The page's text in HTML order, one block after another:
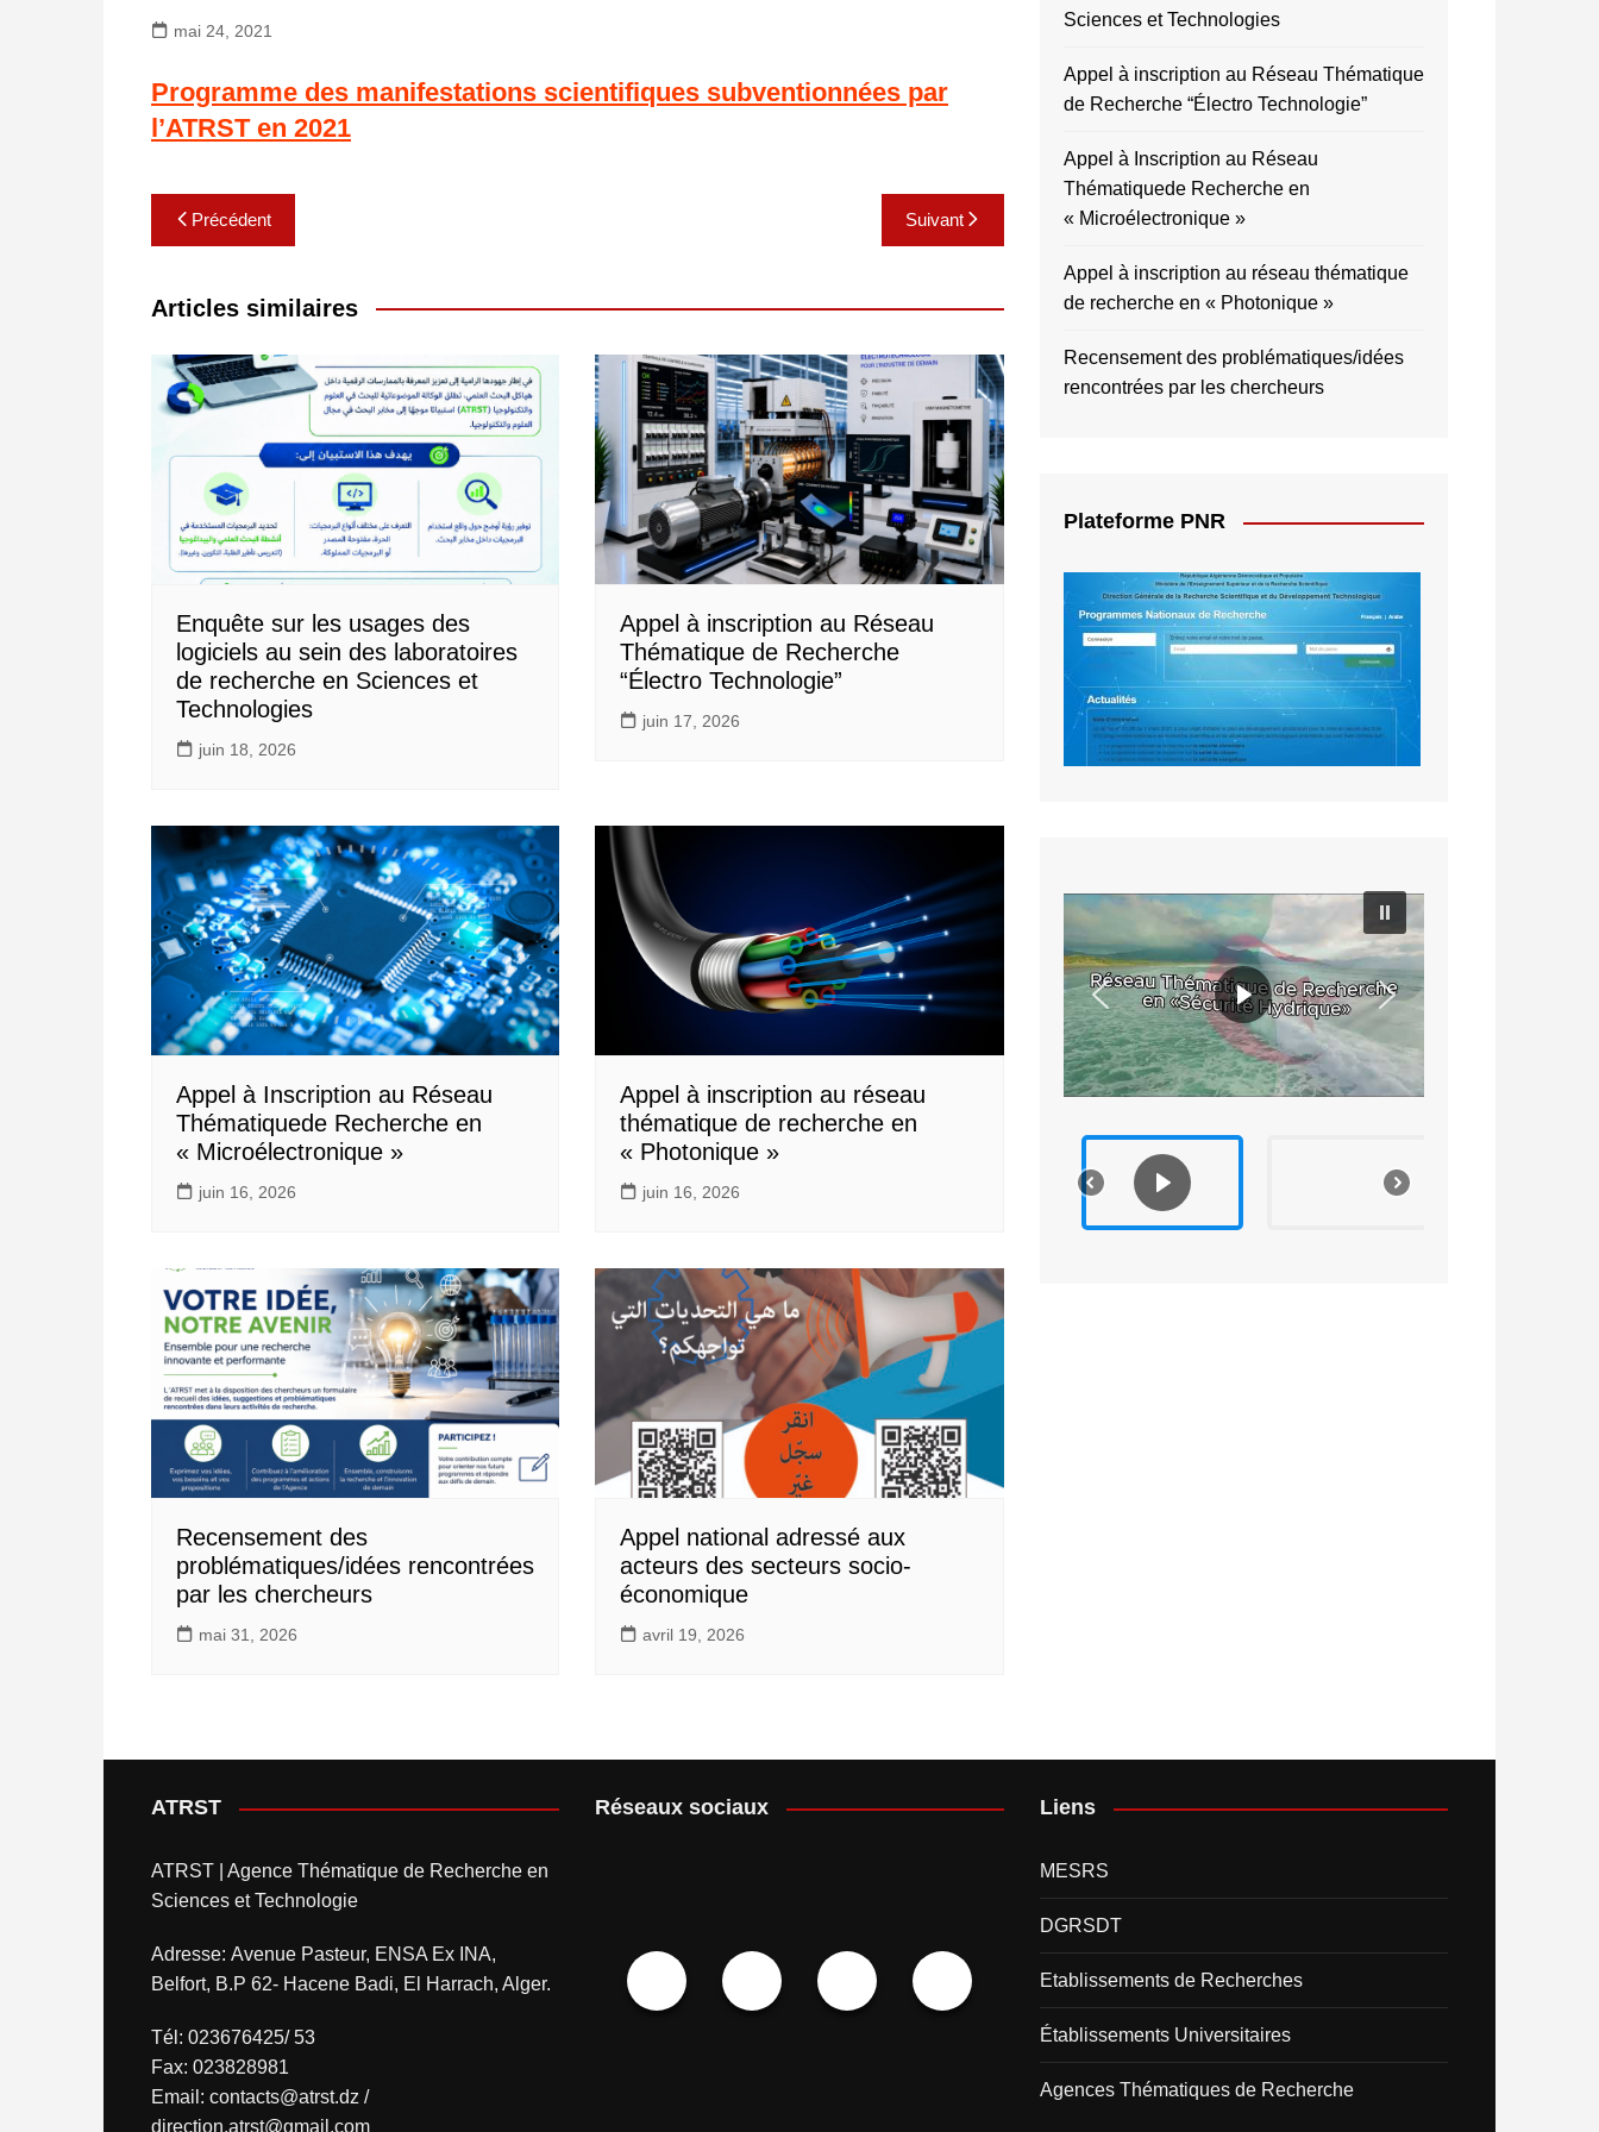
mai 24, 2021
Programme des manifestations scientifiques subventionnées par
l’ATRST en 2021
Navigation
de
l’article
Précédent Suivant
Articles similaires
Enquête sur les usages des
logiciels au sein des laboratoires
de recherche en Sciences et
Technologies
juin 18, 2026
Appel à inscription au Réseau
Thématique de Recherche
“Électro Technologie”
juin 17, 2026
Appel à Inscription au Réseau
Thématiquede Recherche en
« Microélectronique »
juin 16, 2026
Appel à inscription au réseau
thématique de recherche en
« Photonique »
juin 16, 2026
Recensement des
problématiques/idées rencontrées
par les chercheurs
mai 31, 2026
Appel national adressé aux
acteurs des secteurs socio-
économique
avril 19, 2026
Sciences et Technologies
Appel à inscription au Réseau Thématique
de Recherche “Électro Technologie”
Appel à Inscription au Réseau
Thématiquede Recherche en
« Microélectronique »
Appel à inscription au réseau thématique
de recherche en « Photonique »
Recensement des problématiques/idées
rencontrées par les chercheurs
Plateforme PNR
ATRST
ATRST | Agence Thématique de Recherche en
Sciences et Technologie
Adresse: Avenue Pasteur, ENSA Ex INA,
Belfort, B.P 62- Hacene Badi, El Harrach, Alger.
Tél: 023676425/ 53
Fax: 023828981
Email: contacts@atrst.dz /
direction.atrst@gmail.com
Réseaux sociaux Liens
MESRS
DGRSDT
Etablissements de Recherches
Établissements Universitaires
Agences Thématiques de Recherche